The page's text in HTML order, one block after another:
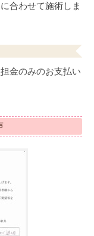
合わせて施術しま
金のみのお支払い